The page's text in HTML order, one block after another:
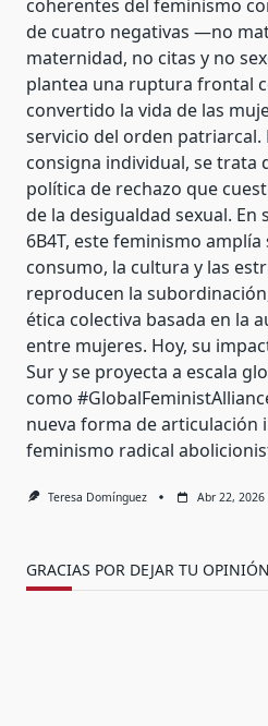
coherentes del feminismo
de cuatro negativas —no
maternidad, no citas y no
plantea una ruptura frontal
convertido la vida de las
servicio del orden patriarcal.
consigna individual, se trata
política de rechazo que
de la desigualdad sexual. En
6B4T, este feminismo amplía
consumo, la cultura y las
reproducen la
ética colectiva basada en la
entre mujeres. Hoy, su
Sur y se proyecta a escala
como
nueva forma de articulación
feminismo radical
Teresa Domínguez Abr 22, 2026
GRACIAS POR DEJAR TU OPINIÓN